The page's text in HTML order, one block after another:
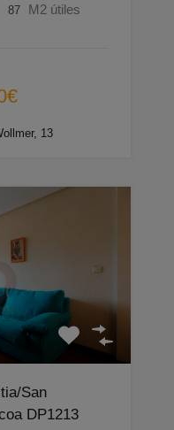
87 M2 útiles
13
San
DP1213